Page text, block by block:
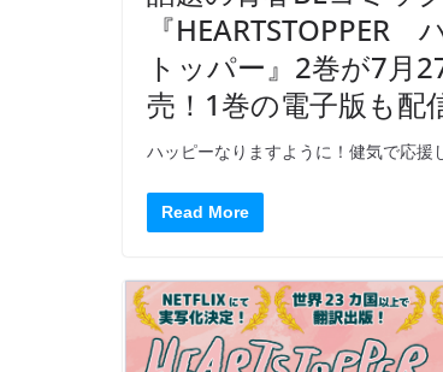
『HEARTSTOPPER
トッパー』2巻が7月
売！1巻の電子版も配
ハッピーなりますように！健気で応援
Read More